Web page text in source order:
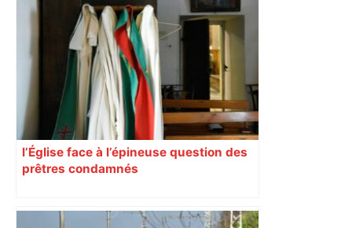
l’Église face à l’épineuse question des
prêtres condamnés